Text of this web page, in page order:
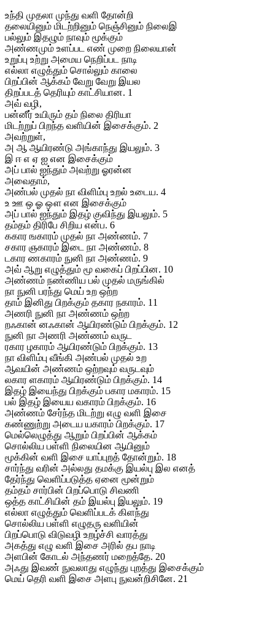
உந்தி முதலா முந்து வளி தோன்றி
தலையினும் மிடற்றினும் நெஞ்சினும் நிலைஇ
பல்லும் இதழும் நாவும் மூக்கும்
அண்ணமும் உளப்பட எண் முறை நிலையான்
உறுப்பு உற்று அமைய நெறிப்பட நாடி
எல்லா எழுத்தும் சொல்லும் காலை
பிறப்பின் ஆக்கம் வேறு வேறு இயல
திறப்படத் தெரியும் காட்சியான. 1
அவ் வழி,
பன்னீர் உயிரும் தம் நிலை திரியா
மிடற்றுப் பிறந்த வளியின் இசைக்கும். 2
அவற்றுள்,
அ ஆ ஆயிரண்டு அங்காந்து இயலும். 3
இ ஈ எ ஏ ஐ என இசைக்கும்
அப் பால் ஐந்தும் அவற்று ஓரன்ன
அவைதாம்,
அண்பல் முதல் நா விளிம்பு உறல் உடைய. 4
உ ஊ ஒ ஓ ஔ என இசைக்கும்
அப் பால் ஐந்தும் இதழ் குவிந்து இயலும். 5
தம்தம் திரிபே சிறிய என்ப. 6
ககார ஙகாரம் முதல் நா அண்ணம். 7
சகார ஞகாரம் இடை நா அண்ணம். 8
டகார ணகாரம் நுனி நா அண்ணம். 9
அவ் ஆறு எழுத்தும் மூ வகைப் பிறப்பின. 10
அண்ணம் நண்ணிய பல் முதல் மருங்கில்
நா நுனி பரந்து மெய் உற ஒற்ற
தாம் இனிது பிறக்கும் தகார நகாரம். 11
அணரி நுனி நா அண்ணம் ஒற்ற
றஃகான் னஃகான் ஆயிரண்டும் பிறக்கும். 12
நுனி நா அணரி அண்ணம் வருட
ரகார ழகாரம் ஆயிரண்டும் பிறக்கும். 13
நா விளிம்பு வீங்கி அண்பல் முதல் உற
ஆவயின் அண்ணம் ஒற்றவும் வருடவும்
லகார ளகாரம் ஆயிரண்டும் பிறக்கும். 14
இதழ் இயைந்து பிறக்கும் பகார மகாரம். 15
பல் இதழ் இயைய வகாரம் பிறக்கும். 16
அண்ணம் சேர்ந்த மிடற்று எழு வளி இசை
கண்ணுற்று அடைய யகாரம் பிறக்கும். 17
மெல்லெழுத்து ஆறும் பிறப்பின் ஆக்கம்
சொல்லிய பள்ளி நிலையின ஆயினும்
மூக்கின் வளி இசை யாப்புறத் தோன்றும். 18
சார்ந்து வரின் அல்லது தமக்கு இயல்பு இல எனத்
தேர்ந்து வெளிப்படுத்த ஏனை மூன்றும்
தம்தம் சார்பின் பிறப்பொடு சிவணி
ஒத்த காட்சியின் தம் இயல்பு இயலும். 19
எல்லா எழுத்தும் வெளிப்படக் கிளந்து
சொல்லிய பள்ளி எழுதரு வளியின்
பிறப்பொடு விடுவழி உறழ்ச்சி வாரத்து
அகத்து எழு வளி இசை அரில் தப நாடி
அளபின் கோடல் அந்தணர் மறைத்தே. 20
அஃது இவண் நுவலாது எழுந்து புறத்து இசைக்கும்
மெய் தெரி வளி இசை அளபு நுவன்றிசினே. 21